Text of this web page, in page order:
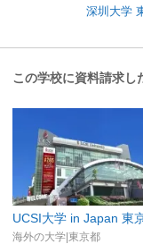
深圳大学
この学校に資料請求し
海外の大学|東京都